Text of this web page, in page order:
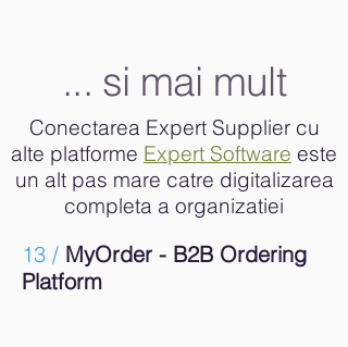
... si mai mult
Conectarea Expert Supplier cu
alte platforme Expert Software este
un alt pas mare catre digitalizarea
completa a organizatiei
13 / MyOrder - B2B Ordering
Platform